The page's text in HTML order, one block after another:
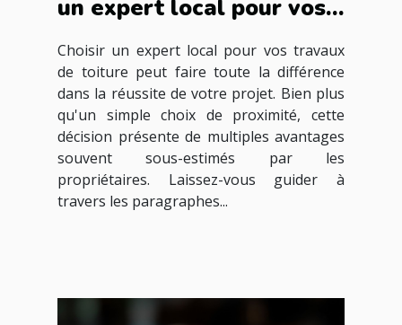
un expert local pour vos
Choisir un expert local pour vos travaux
de toiture peut faire toute la différence
dans la réussite de votre projet. Bien plus
qu'un simple choix de proximité, cette
décision présente de multiples avantages
souvent sous-estimés par les
propriétaires. Laissez-vous guider à
travers les paragraphes...